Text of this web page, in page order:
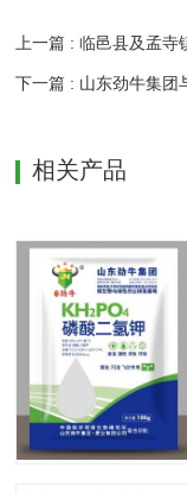
下一篇 : 山东劲牛集团
相关产品